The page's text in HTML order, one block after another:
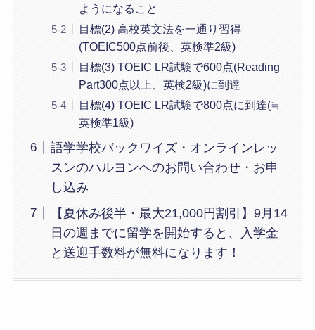
ようになること
目標(2) 高校英文法を一通り習得
(TOEIC500点前後、英検準2級)
目標(3) TOEIC LR試験で600点(Reading
Part300点以上、英検2級)に到達
目標(4) TOEIC LR試験で800点に到達(≒
英検準1級)
語学学校バックワイズ・オンラインレッ
スンのハルヨンへのお問い合わせ・お申
し込み
【夏休み後半・最大21,000円割引】9月14
日の週までに留学を開始すると、入学金
と送迎手数料が無料になります！